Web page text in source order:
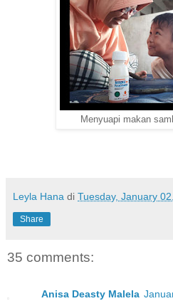
Menyuapi makan
Leyla Hana di Tuesday, January
Share
35 comments:
Anisa Deasty Malela